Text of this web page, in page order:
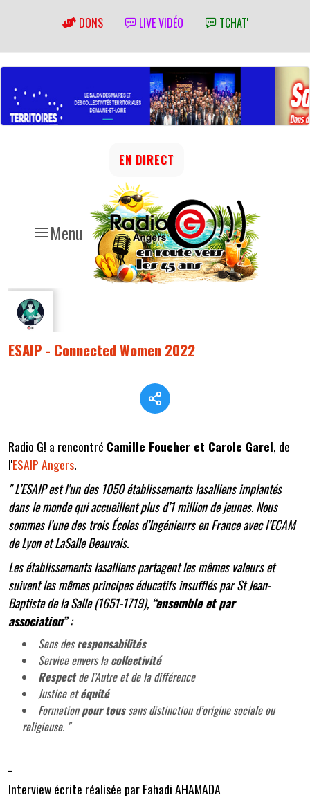
DONS LIVE VIDÉO TCHAT'
Menu
EN DIRECT
ESAIP - Connected Women 2022
Radio G! a rencontré Camille Foucher et Carole Garel, de
l'ESAIP Angers.
" L’ESAIP est l’un des 1050 établissements lasalliens implantés
dans le monde qui accueillent plus d’1 million de jeunes. Nous
sommes l’une des trois Écoles d’Ingénieurs en France avec l’ECAM
de Lyon et LaSalle Beauvais.
Les établissements lasalliens partagent les mêmes valeurs et
suivent les mêmes principes éducatifs insufflés par St Jean-
Baptiste de la Salle (1651-1719), “ensemble et par
association”:
Sens desresponsabilités
Service envers lacollectivité
Respectde l’Autre et de la différence
Justice etéquité
Formationpour toussans distinction d’origine sociale ou
religieuse. "
Interview écrite réalisée par Fahadi AHAMADA